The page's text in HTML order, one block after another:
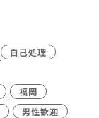
自己処理
福岡
男性歓迎